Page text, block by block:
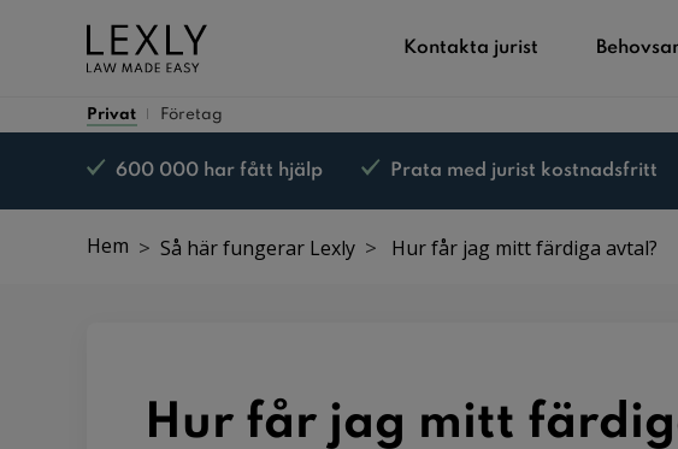
Kontakta jurist
Privat Företag
600 000 har fått hjälp Prata med jurist kostnadsfritt
Nöjd kund-garanti*
Hem Så här fungerar Lexly Hur får jag mitt färdiga avtal?
Hur får jag mitt